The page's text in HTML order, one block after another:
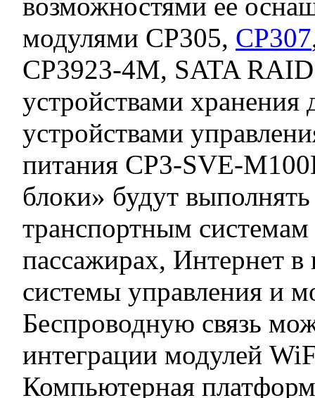
модулями CP305, CP307
CP3923-4M, SATA
устройствами
устройствами
питания CP3-SVE-
блоки» будут
транспортным
пассажирах, Интернет в
системы управления и
Беспроводную связь
интеграции модулей
Компьютерная